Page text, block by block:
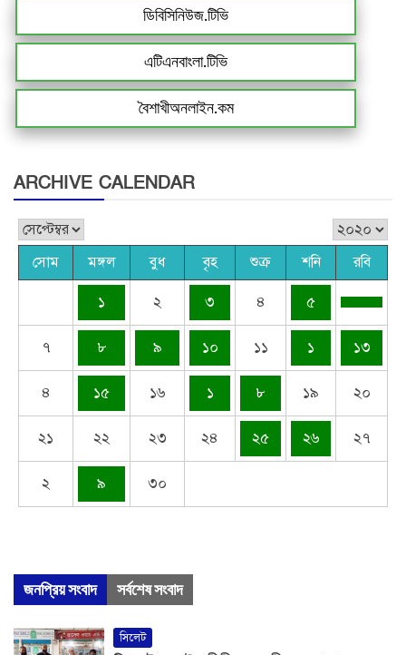
ডিবিসিনিউজ.টিভি
এটিএনবাংলা.টিভি
বৈশাখীঅনলাইন.কম
ARCHIVE CALENDAR
সোম মঙ্গল বুধ বৃহ শুক্র শনি রবি
১ ২ ৩ ৪ ৫
৭ ৮ ৯ ১০ ১১ ১ ১৩
৪ ১৫ ১৬ ১ ৮ ১৯ ২০
২১ ২২ ২৩ ২৪ ২৫ ২৬ ২৭
২ ৯ ৩০
জনপ্রিয় সংবাদ সর্বশেষ সংবাদ
সিলেট